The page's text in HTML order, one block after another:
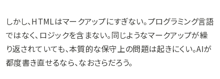
しかし、HTMLはマークアップにすぎない。プログラミング言語
ではなく、ロジックを含まない。同じようなマークアップが繰
り返されていても、本質的な保守上の問題は起きにくい。AIが
都度書き直せるなら、なおさらだろう。